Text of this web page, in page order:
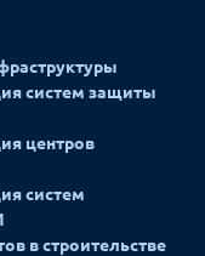
систем защиты
центров
систем
в строительстве